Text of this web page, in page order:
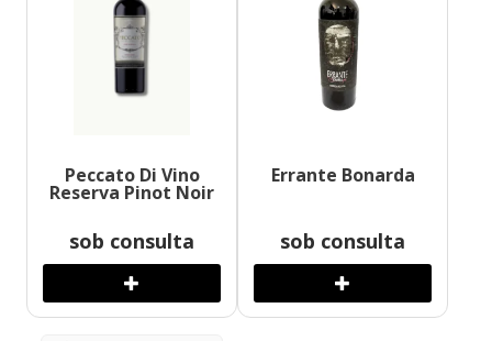
Peccato Di Vino
Reserva Pinot Noir
sob consulta
Errante Bonarda
sob consulta